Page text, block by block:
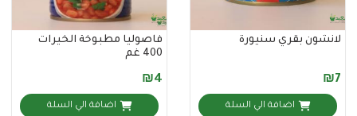
بقري سنيورة
اضافة الي السلة
فاصوليا مطبوخة الخيرات
اضافة الي السلة